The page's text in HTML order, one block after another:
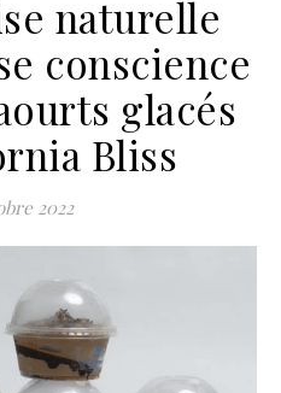
naturelle
conscience
glacés
Bliss
2022